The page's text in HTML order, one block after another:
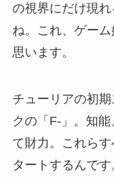
の視界にだけ現
ね。これ、ゲー
思います。
チューリアの初
クの「F-」。知
て財力。これら
タートするんです